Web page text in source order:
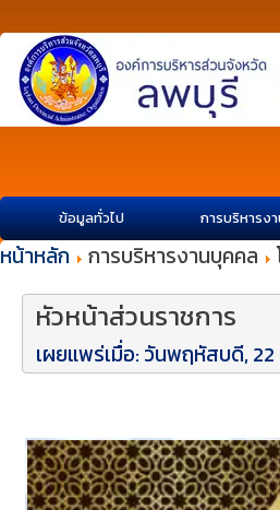
ข้อมูลทั่วไป การบริหารง
หน้าหลัก การบริหารงานบุคคล
หัวหน้าส่วนราชการ
เผยแพร่เมื่อ: วันพฤหัสบดี, 22